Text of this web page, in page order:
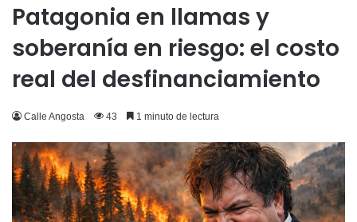
Patagonia en llamas y
soberanía en riesgo: el costo
real del desfinanciamiento
Calle Angosta 43 1 minuto de lectura